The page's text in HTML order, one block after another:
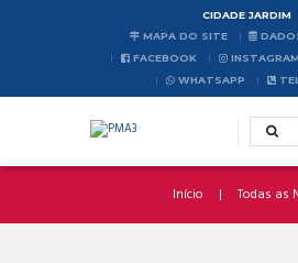
CIDADE JARDIM
MAPA DO SITE
FACEBOOK
INSTAGRAM
WHATSAPP
Início Todas as